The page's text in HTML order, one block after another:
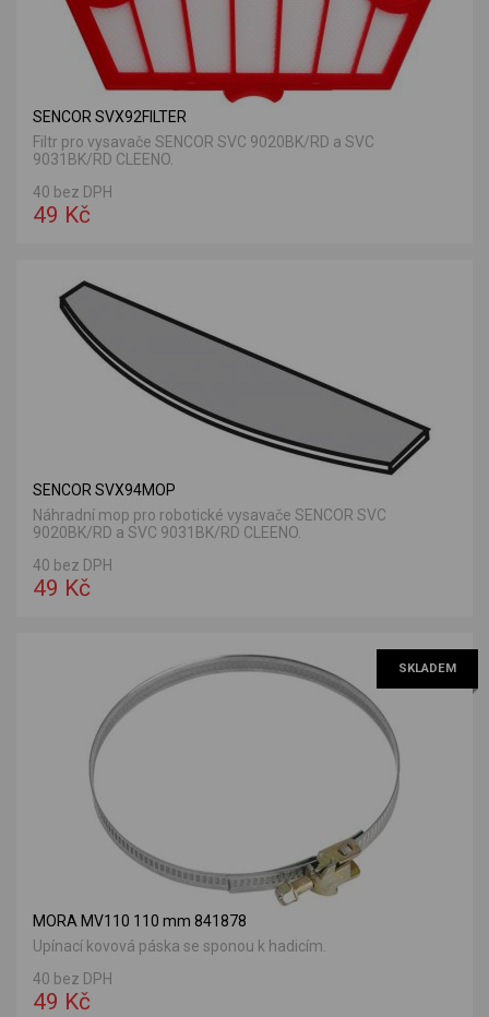
SENCOR SVX92FILTER
Filtr pro vysavače SENCOR SVC 9020BK/RD a SVC
9031BK/RD CLEENO.
40 bez DPH
49 Kč
SENCOR SVX94MOP
Náhradní mop pro robotické vysavače SENCOR SVC
9020BK/RD a SVC 9031BK/RD CLEENO.
40 bez DPH
49 Kč
SKLADEM
MORA MV110 110 mm 841878
Upínací kovová páska se sponou k hadicím.
40 bez DPH
49 Kč